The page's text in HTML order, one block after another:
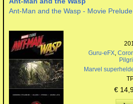
Ant-Man and the Wasp - Movie Prelude
Guru-eFX,
Marvel
€